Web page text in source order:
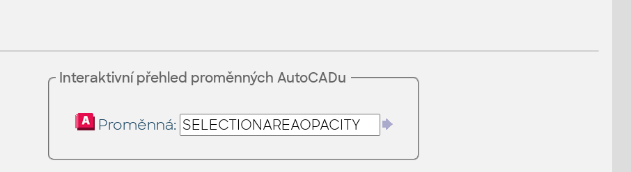
Interaktivní přehled proměnných AutoCADu
Proměnná: